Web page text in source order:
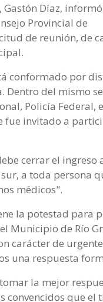
Díaz,
Provincial de
de reunión, de
conformado por
Dentro del mismo se
Policía Federal,
fue invitado a
cerrar el ingreso
a toda persona
médicos".
la potestad para
Municipio de Río
carácter de
una respuesta
la mejor
convencidos que el